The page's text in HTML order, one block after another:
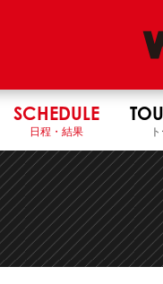
SCHEDULE
日程・結果